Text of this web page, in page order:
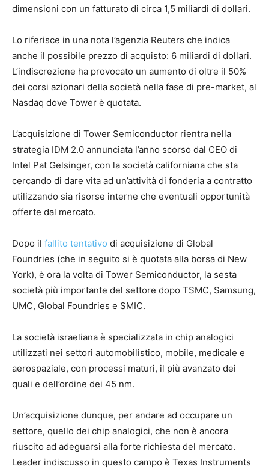
dimensioni con un fatturato di circa 1,5 miliardi di dollari.
Lo riferisce in una nota l’agenzia Reuters che indica
anche il possibile prezzo di acquisto: 6 miliardi di dollari.
L’indiscrezione ha provocato un aumento di oltre il 50%
dei corsi azionari della società nella fase di pre-market, al
Nasdaq dove Tower è quotata.
L’acquisizione di Tower Semiconductor rientra nella
strategia IDM 2.0 annunciata l’anno scorso dal CEO di
Intel Pat Gelsinger, con la società californiana che sta
cercando di dare vita ad un’attività di fonderia a contratto
utilizzando sia risorse interne che eventuali opportunità
offerte dal mercato.
Dopo il fallito tentativo di acquisizione di Global
Foundries (che in seguito si è quotata alla borsa di New
York), è ora la volta di Tower Semiconductor, la sesta
società più importante del settore dopo TSMC, Samsung,
UMC, Global Foundries e SMIC.
La società israeliana è specializzata in chip analogici
utilizzati nei settori automobilistico, mobile, medicale e
aerospaziale, con processi maturi, il più avanzato dei
quali e dell’ordine dei 45 nm.
Un’acquisizione dunque, per andare ad occupare un
settore, quello dei chip analogici, che non è ancora
riuscito ad adeguarsi alla forte richiesta del mercato.
Leader indiscusso in questo campo è Texas Instruments